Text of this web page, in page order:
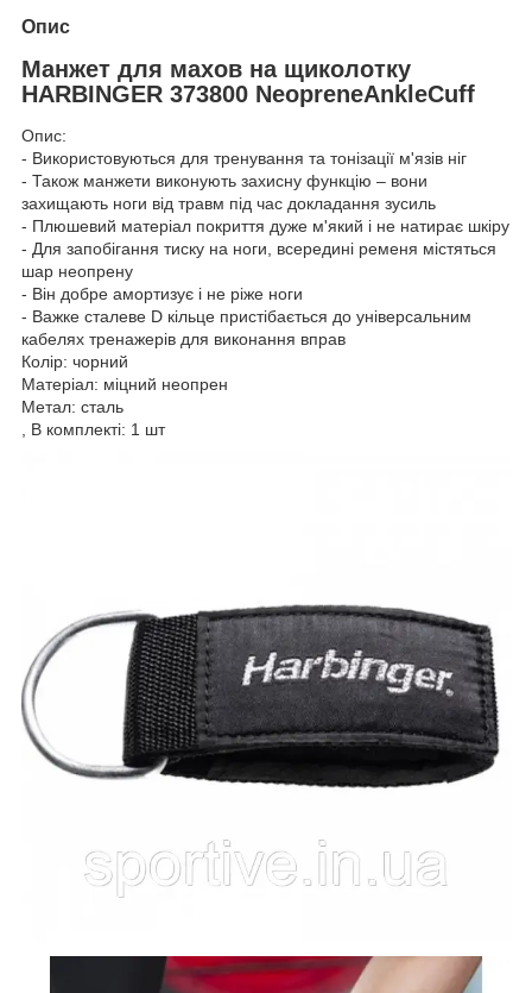
Опис
Манжет для махов на щиколотку
HARBINGER 373800 NeopreneAnkleCuff
Опис:
- Використовуються для тренування та тонізації м'язів ніг
- Також манжети виконують захисну функцію – вони
захищають ноги від травм під час докладання зусиль
- Плюшевий матеріал покриття дуже м'який і не натирає шкіру
- Для запобігання тиску на ноги, всередині ременя містяться
шар неопрену
- Він добре амортизує і не ріже ноги
- Важке сталеве D кільце пристібається до універсальним
кабелях тренажерів для виконання вправ
Колір: чорний
Матеріал: міцний неопрен
Метал: сталь
, В комплекті: 1 шт